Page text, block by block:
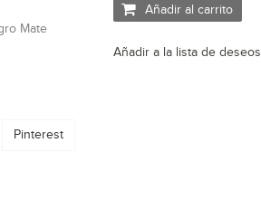
Mate
Pinterest
Añadir al carrito
Añadir a la lista de deseos